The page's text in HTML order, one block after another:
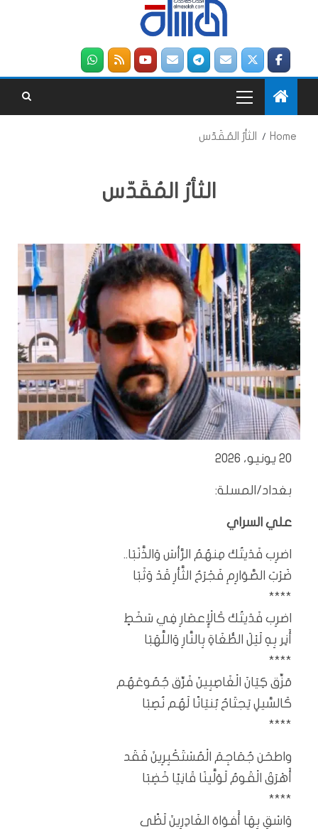
Home الثأرُ المُقَدّس
الثأرُ المُقَدّس
20 يونيو، 2026
بغداد/المسلة:
علي السراي
اضرِب فَدَيتُكَ مِنهُمُ الرَّأسَ وَالذَّنَبَا..
ضَرْبَ الصَّوَارِمِ فَجْرَحُ الثَّأرِ قَدْ وَثَبَا
****
اضرِب فَدَيتُكَ كَالْإِعصَارِ فِي سَخَطٍ
أَنِر بِهِ لَيْلَ الطُّغَاةِ بِالنَّارِ وَاللَّهَبَا
****
مَزِّق كِيَانَ الْغَاصِبِينَ فَرِّق جُمُوعَهُم
كَالسَّيلِ يَجتَاحُ بُنيَانًا لَهُم نُصِبَا
****
واطحَن جُمَاجِمَ الْمُسْتَكْبِرِينَ فَقَد
أَهْرَقَ الْقَومُ لَوَلَّينَا قَانِيًا خَضِبَا
****
وَاسْقِ بِهَا أَفوَاهَ الغَادِرِينَ لَظًى